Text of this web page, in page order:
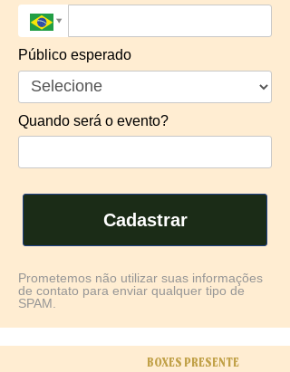
Público esperado
Quando será o evento?
Cadastrar
Prometemos não utilizar suas informações
de contato para enviar qualquer tipo de
SPAM.
BOXES PRESENTE